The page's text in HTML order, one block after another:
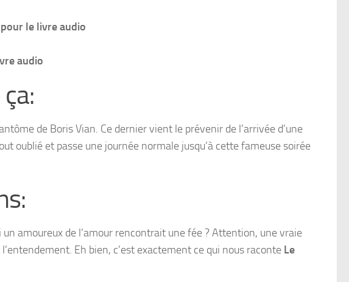
pour le livre audio
audio
de Boris Vian. Ce dernier vient le prévenir de l’arrivée d’une
oublié et passe une journée normale jusqu’à cette fameuse soirée
amoureux de l’amour rencontrait une fée ? Attention, une vraie
Eh bien, c’est exactement ce qui nous raconte Le